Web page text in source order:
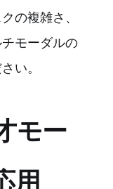
の複雑さ、
モーダルの
い。
モー
用